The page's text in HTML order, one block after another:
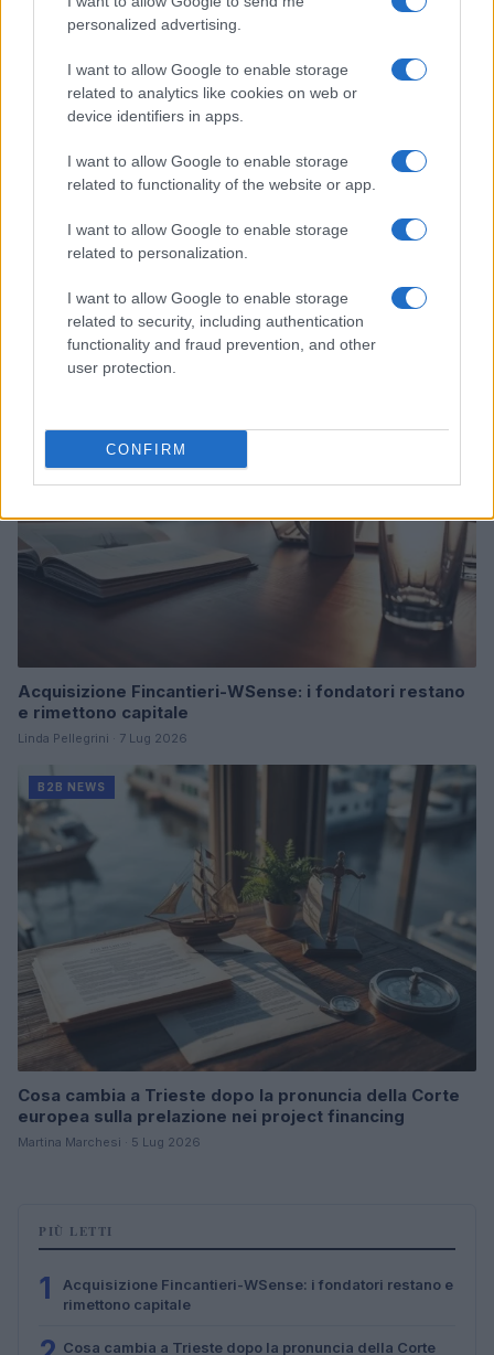
personalized advertising.
I want to allow Google to enable storage
related to analytics like cookies on web or
device identifiers in apps.
I want to allow Google to enable storage
related to functionality of the website or app.
I want to allow Google to enable storage
related to personalization.
I want to allow Google to enable storage
related to security, including authentication
functionality and fraud prevention, and other
user protection.
CONFIRM
Ripensare le tecnologie umanitarie oltre i criteri dei
donatori
Martina Marchesi · 10 Lug 2026
Acquisizione Fincantieri-WSense: i fondatori restano
e rimettono capitale
Linda Pellegrini · 7 Lug 2026
B2B NEWS
Cosa cambia a Trieste dopo la pronuncia della Corte
europea sulla prelazione nei project financing
Martina Marchesi · 5 Lug 2026
PIÙ LETTI
1
Acquisizione Fincantieri-WSense: i fondatori restano e
rimettono capitale
Cosa cambia a Trieste dopo la pronuncia della Corte